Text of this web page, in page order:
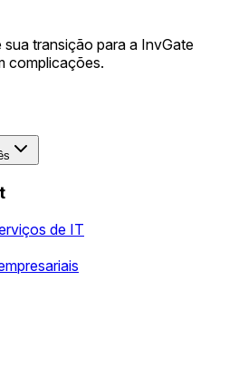
transição para a InvGate
complicações.
de IT